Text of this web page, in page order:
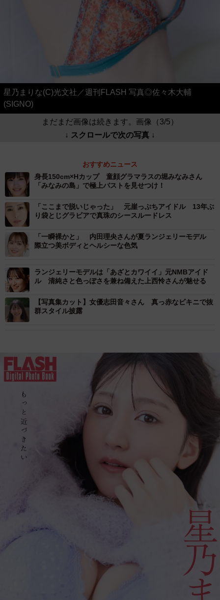
星乃まりな(C)光文社／週刊FLASH 写真◎佐々木大輔
(SIGNO)
まだまだ画像は続きます。画像（3/5）
↓ スクロールで次の写真 ↓
おすすめニュース
身長150cm×Hカップ 童顔グラマラスの堀みなみさん
「みなみの島」で極上バストを見せつけ！
「ここまで脱いじゃった」 元崖っぷちアイドル 13年ぶ
り袋とじグラビアで真珠のシースルードレス
「一瞬裸かと」 内田理央さんが夏ランジェリーモデル
際立つ美ボディとヘルシーな色気
ランジェリーモデルは「あざとカワイイ」元NMBアイド
ル 清純さと色っぽさを兼ね備えた上西怜さんが魅せる
【写真集カット】女優志田音々さん 真っ赤なビキニで抜
群スタイル披露